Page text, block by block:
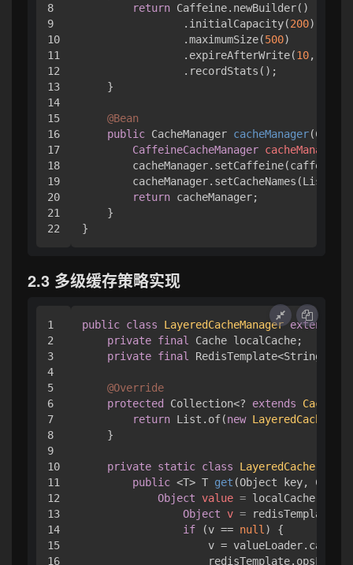
8
9
10
11
12
13
14
15
16
17
18
19
20
21
return Caffeine.newBuilder()
                .initialCapacity(
200)
                .maximumSize(
500)
                .expireAfterWrite(
10,
                .recordStats();
    }
@Bean
public CacheManager cacheManager
CaffeineCacheManager cacheManager
        cacheManager.setCaffeine(caffeine);
        cacheManager.setCacheNames(List.of(
return cacheManager;
    }
2.3 多级缓存策略实现
1
2
3
4
5
6
7
8
9
10
11
12
13
14
15
16
public class LayeredCacheManager extends
private final
Cache localCache;
private final RedisTemplate<String,
@Override
protected
Collection<? extends Cache
return List.of(new LayeredCache
    }
private static class LayeredCache
public <T> T get (Object key,
Object value =
Object v =
if (v == null ) {
                    v = valueLoader.call();